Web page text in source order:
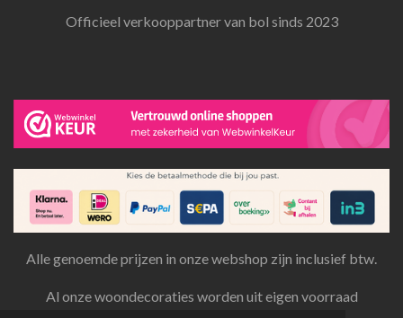
Officieel verkooppartner van bol sinds 2023
Alle genoemde prijzen in onze webshop zijn inclusief btw.
Al onze woondecoraties worden uit eigen voorraad